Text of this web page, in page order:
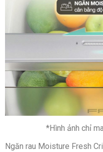
*Hình ảnh chỉ
Ngăn rau Moisture Fresh